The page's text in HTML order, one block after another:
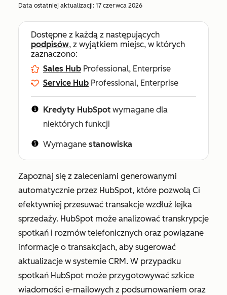
Data ostatniej aktualizacji: 17 czerwca 2026
Dostępne z każdą z następujących
podpisów, z wyjątkiem miejsc, w których
zaznaczono:
Sales Hub Professional, Enterprise
Service Hub Professional, Enterprise
Kredyty HubSpot wymagane dla
niektórych funkcji
Wymagane stanowiska
Zapoznaj się z zaleceniami generowanymi
automatycznie przez HubSpot, które pozwolą Ci
efektywniej przesuwać transakcje wzdłuż lejka
sprzedaży. HubSpot może analizować transkrypcje
spotkań i rozmów telefonicznych oraz powiązane
informacje o transakcjach, aby sugerować
aktualizacje w systemie CRM. W przypadku
spotkań HubSpot może przygotowywać szkice
wiadomości e-mailowych z podsumowaniem oraz